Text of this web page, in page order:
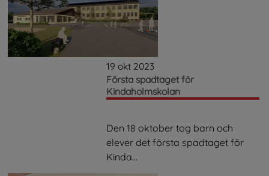
19 okt 2023
Första spadtaget för
Kindaholmskolan
Den 18 oktober tog barn och
elever det första spadtaget för
Kinda...